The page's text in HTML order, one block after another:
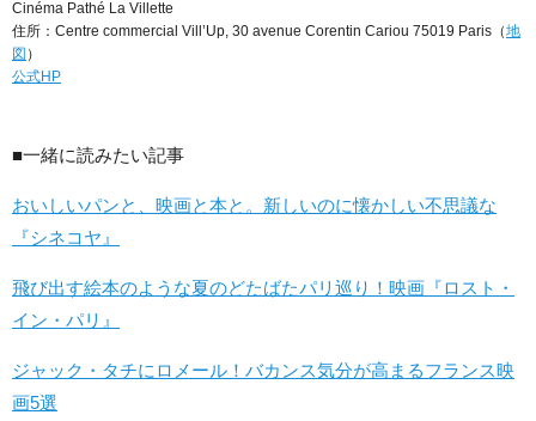
Cinéma Pathé La Villette
住所：Centre commercial Vill’Up, 30 avenue Corentin Cariou 75019 Paris（地
図 ）
公式HP
■一緒に読みたい記事
おいしいパンと、映画と本と。新しいのに懐かしい不思議な
『シネコヤ』
飛び出す絵本のような夏のどたばたパリ巡り！映画『ロスト・
イン・パリ』
ジャック・タチにロメール！バカンス気分が高まるフランス映
画5選